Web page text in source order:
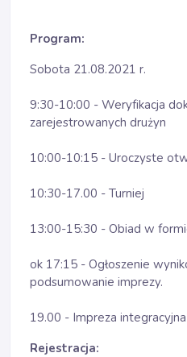
Program:
Sobota 21.08.2021 r.
9:30-10:00 - Weryfikacja
zarejestrowanych drużyn
10:00-10:15 - Uroczyste
10:30-17.00 - Turniej
13:00-15:30 - Obiad w
ok 17:15 - Ogłoszenie
podsumowanie imprezy.
19.00 - Impreza integracyjna
Rejestracja: